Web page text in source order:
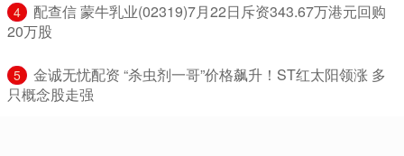
4
​配查信 蒙牛乳业(02319)7月22日斥资343.67万港元回购
20万股
5
​金诚无忧配资 “杀虫剂一哥”价格飙升！ST红太阳领涨 多
只概念股走强